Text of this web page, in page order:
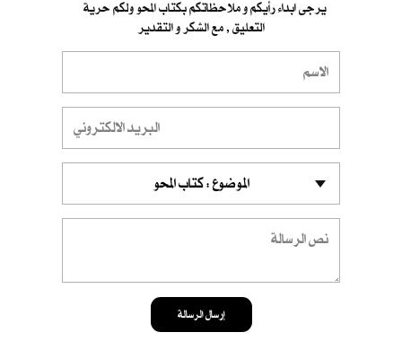
التعليق , مع الشكر و التقدير
إرسال الرسالة